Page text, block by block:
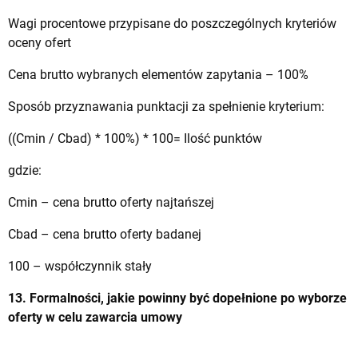
Wagi procentowe przypisane do poszczególnych kryteriów
oceny ofert
Cena brutto wybranych elementów zapytania – 100%
Sposób przyznawania punktacji za spełnienie kryterium:
((Cmin / Cbad) * 100%) * 100= Ilość punktów
gdzie:
Cmin – cena brutto oferty najtańszej
Cbad – cena brutto oferty badanej
100 – współczynnik stały
13. Formalności, jakie powinny być dopełnione po wyborze
oferty w celu zawarcia umowy